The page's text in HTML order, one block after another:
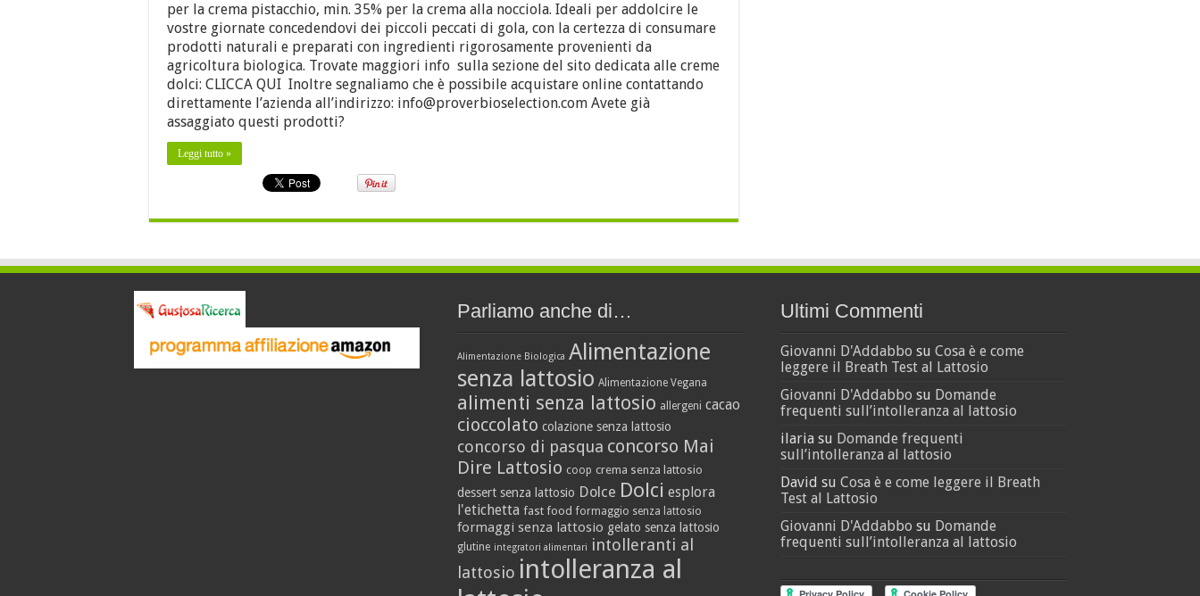
per la crema pistacchio, min. 35% per la crema alla nocciola. Ideali per addolcire le
vostre giornate concedendovi dei piccoli peccati di gola, con la certezza di consumare
prodotti naturali e preparati con ingredienti rigorosamente provenienti da
agricoltura biologica. Trovate maggiori info sulla sezione del sito dedicata alle creme
dolci: CLICCA QUI Inoltre segnaliamo che è possibile acquistare online contattando
direttamente l’azienda all’indirizzo: info@proverbioselection.com Avete già
assaggiato questi prodotti?
Leggi tutto »
Parliamo anche di…
Alimentazione Biologica Alimentazione
senza lattosio Alimentazione Vegana
alimenti senza lattosio allergeni cacao
cioccolato colazione senza lattosio
concorso di pasqua concorso Mai
Dire Lattosio coop crema senza lattosio
dessert senza lattosio Dolce Dolci esplora
l'etichetta fast food formaggio senza lattosio
formaggi senza lattosio gelato senza lattosio
glutine integratori alimentari intolleranti al
lattosio intolleranza al
Ultimi Commenti
Giovanni D'Addabbo su Cosa è e come
leggere il Breath Test al Lattosio
Giovanni D'Addabbo su Domande
frequenti sull’intolleranza al lattosio
ilaria su Domande frequenti
sull’intolleranza al lattosio
David su Cosa è e come leggere il Breath
Test al Lattosio
Giovanni D'Addabbo su Domande
frequenti sull’intolleranza al lattosio